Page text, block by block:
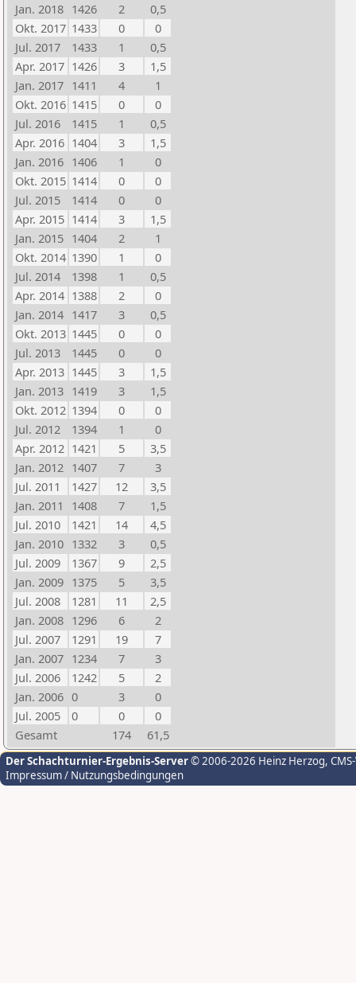
Jan. 2018 1426 2
0,5
Okt. 2017 1433 0
0
Jul. 2017
1433 1
0,5
Apr. 2017 1426 3
1,5
Jan. 2017 1411 4
1
Okt. 2016 1415 0
0
Jul. 2016
1415 1
0,5
Apr. 2016 1404 3
1,5
Jan. 2016 1406 1
0
Okt. 2015 1414 0
0
Jul. 2015
1414 0
0
Apr. 2015 1414 3
1,5
Jan. 2015 1404 2
1
Okt. 2014 1390 1
0
Jul. 2014
1398 1
0,5
Apr. 2014 1388 2
0
Jan. 2014 1417 3
0,5
Okt. 2013 1445 0
0
Jul. 2013
1445 0
0
Apr. 2013 1445 3
1,5
Jan. 2013 1419 3
1,5
Okt. 2012 1394 0
0
Jul. 2012
1394 1
0
Apr. 2012 1421 5
3,5
Jan. 2012 1407 7
3
Jul. 2011
1427 12
3,5
Jan. 2011
1408 7
1,5
Jul. 2010
1421 14
4,5
Jan. 2010 1332 3
0,5
Jul. 2009
1367 9
2,5
Jan. 2009 1375 5
3,5
Jul. 2008
1281 11
2,5
Jan. 2008 1296 6
2
Jul. 2007
1291 19
7
Jan. 2007 1234 7
3
Jul. 2006
1242 5
2
Jan. 2006 0 3
0
Jul. 2005
0 0
0
Gesamt
174 61,5
Der Schachturnier-Ergebnis-Server© 2006-2026 Heinz Herzog,
Impressum / Nutzungsbedingungen